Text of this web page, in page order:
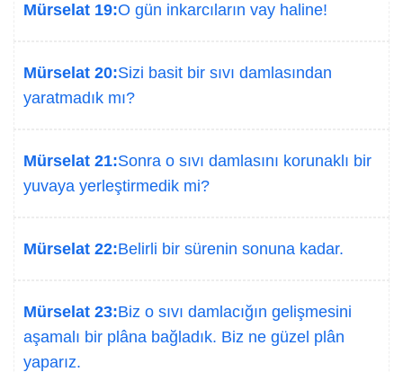
Mürselat 19:O gün inkarcıların vay haline!
Mürselat 20:Sizi basit bir sıvı damlasından
yaratmadık mı?
Mürselat 21:Sonra o sıvı damlasını korunaklı bir
yuvaya yerleştirmedik mi?
Mürselat 22:Belirli bir sürenin sonuna kadar.
Mürselat 23:Biz o sıvı damlacığın gelişmesini
aşamalı bir plâna bağladık. Biz ne güzel plân
yaparız.